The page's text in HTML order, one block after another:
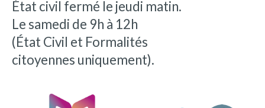
État civil fermé le jeudi matin.
Le samedi de 9h à 12h
(État Civil et Formalités
citoyennes uniquement).